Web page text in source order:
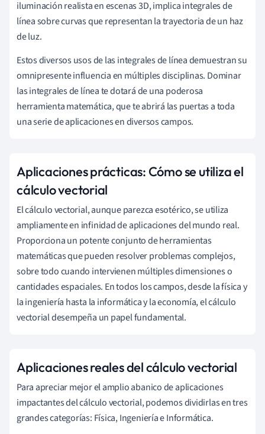
iluminación realista en escenas 3D, implica integrales de
línea sobre curvas que representan la trayectoria de un haz
de luz.
Estos diversos usos de las integrales de línea demuestran su
omnipresente influencia en múltiples disciplinas. Dominar
las integrales de línea te dotará de una poderosa
herramienta matemática, que te abrirá las puertas a toda
una serie de aplicaciones en diversos campos.
Aplicaciones prácticas: Cómo se utiliza el
cálculo vectorial
El cálculo vectorial, aunque parezca esotérico, se utiliza
ampliamente en infinidad de aplicaciones del mundo real.
Proporciona un potente conjunto de herramientas
matemáticas que pueden resolver problemas complejos,
sobre todo cuando intervienen múltiples dimensiones o
cantidades espaciales. En todos los campos, desde la física y
la ingeniería hasta la informática y la economía, el cálculo
vectorial desempeña un papel fundamental.
Aplicaciones reales del cálculo vectorial
Para apreciar mejor el amplio abanico de aplicaciones
impactantes del cálculo vectorial, podemos dividirlas en tres
grandes categorías: Física, Ingeniería e Informática.